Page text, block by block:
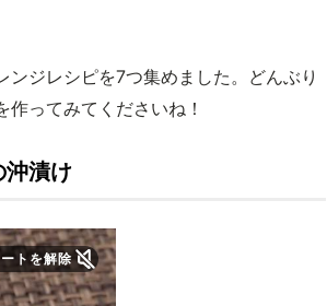
ジレシピを7つ集めました。どんぶり
ってみてくださいね！
漬け
トを解除